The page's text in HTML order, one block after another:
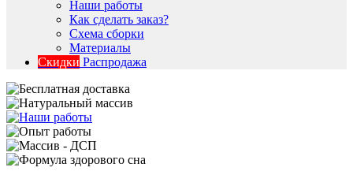
Наши работы
Как сделать заказ?
Схема сборки
Материалы
Скидки Распродажа